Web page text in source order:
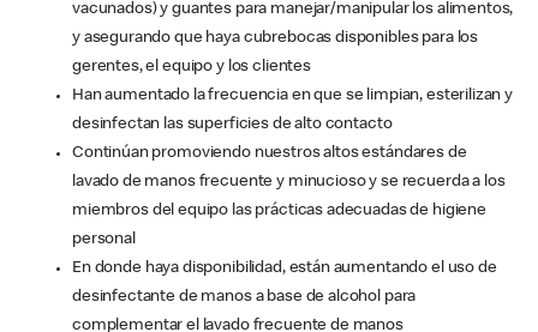
vacunados) y guantes para manejar/manipular los alimentos,
y asegurando que haya cubrebocas disponibles para los
gerentes, el equipo y los clientes
Han aumentado la frecuencia en que se limpian, esterilizan y
desinfectan las superficies de alto contacto
Continúan promoviendo nuestros altos estándares de
lavado de manos frecuente y minucioso y se recuerda a los
miembros del equipo las prácticas adecuadas de higiene
personal
En donde haya disponibilidad, están aumentando el uso de
desinfectante de manos a base de alcohol para
complementar el lavado frecuente de manos